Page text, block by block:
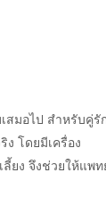
สมอไป สำหรับคู่รั
โดยมีเครื่อง
ยง จึงช่วยให้แพท